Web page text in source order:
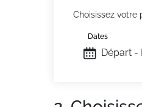
Choisissez votre
Départ -
Dates